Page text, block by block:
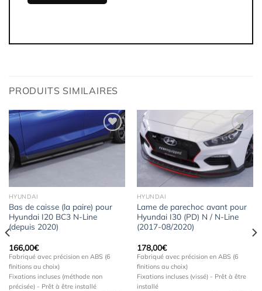
PRODUITS SIMILAIRES
HYUNDAI
Bas de caisse (la paire) pour
Hyundai I20 BC3 N-Line
(depuis 2020)
166,00€
Fabriqué avec précision en ABS (6
finitions au choix)
Fixations incluses (méthode non
précisée) - Prêt à être installé
Ajouter
à la
wishlist
HYUNDAI
Lame de parechoc avant pour
Hyundai I30 (PD) N / N-Line
(2017-08/2020)
178,00€
Fabriqué avec précision en ABS (6
finitions au choix)
Fixations incluses (vissé) - Prêt à être
installé